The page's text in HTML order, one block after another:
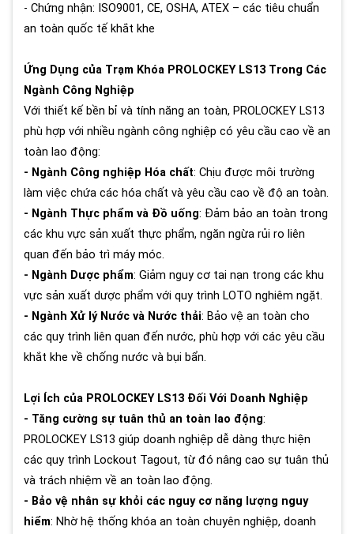
- Chứng nhận: ISO9001, CE, OSHA, ATEX – các tiêu chuẩn
an toàn quốc tế khắt khe
Ứng Dụng của Trạm Khóa PROLOCKEY LS13 Trong Các
Ngành Công Nghiệp
Với thiết kế bền bỉ và tính năng an toàn, PROLOCKEY LS13
phù hợp với nhiều ngành công nghiệp có yêu cầu cao về an
toàn lao động:
- Ngành Công nghiệp Hóa chất: Chịu được môi trường
làm việc chứa các hóa chất và yêu cầu cao về độ an toàn.
- Ngành Thực phẩm và Đồ uống: Đảm bảo an toàn trong
các khu vực sản xuất thực phẩm, ngăn ngừa rủi ro liên
quan đến bảo trì máy móc.
- Ngành Dược phẩm: Giảm nguy cơ tai nạn trong các khu
vực sản xuất dược phẩm với quy trình LOTO nghiêm ngặt.
- Ngành Xử lý Nước và Nước thải: Bảo vệ an toàn cho
các quy trình liên quan đến nước, phù hợp với các yêu cầu
khắt khe về chống nước và bụi bẩn.
Lợi Ích của PROLOCKEY LS13 Đối Với Doanh Nghiệp
- Tăng cường sự tuân thủ an toàn lao động:
PROLOCKEY LS13 giúp doanh nghiệp dễ dàng thực hiện
các quy trình Lockout Tagout, từ đó nâng cao sự tuân thủ
và trách nhiệm về an toàn lao động.
- Bảo vệ nhân sự khỏi các nguy cơ năng lượng nguy
hiểm: Nhờ hệ thống khóa an toàn chuyên nghiệp, doanh